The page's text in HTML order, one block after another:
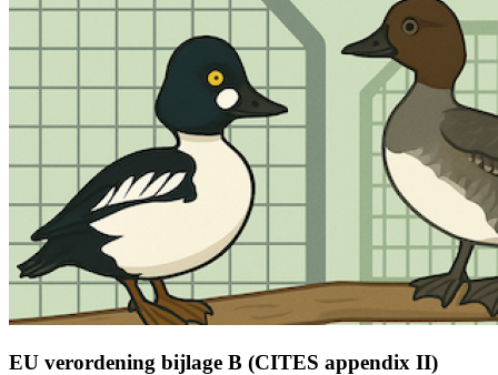
EU verordening bijlage B (CITES appendix II)